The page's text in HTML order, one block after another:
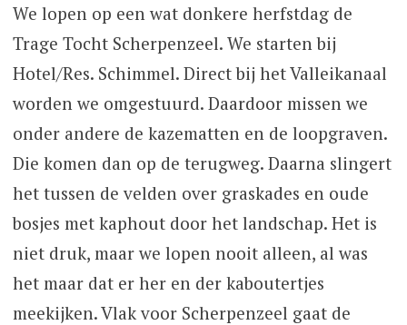
We lopen op een wat donkere herfstdag de
Trage Tocht Scherpenzeel. We starten bij
Hotel/Res. Schimmel. Direct bij het Valleikanaal
worden we omgestuurd. Daardoor missen we
onder andere de kazematten en de loopgraven.
Die komen dan op de terugweg. Daarna slingert
het tussen de velden over graskades en oude
bosjes met kaphout door het landschap. Het is
niet druk, maar we lopen nooit alleen, al was
het maar dat er her en der kaboutertjes
meekijken. Vlak voor Scherpenzeel gaat de